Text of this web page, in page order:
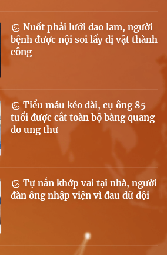
Nuốt phải lưỡi dao lam, người
bệnh được nội soi lấy dị vật thành
công
Tiểu máu kéo dài, cụ ông 85
tuổi được cắt toàn bộ bàng quang
do ung thư
Tự nắn khớp vai tại nhà, người
đàn ông nhập viện vì đau dữ dội